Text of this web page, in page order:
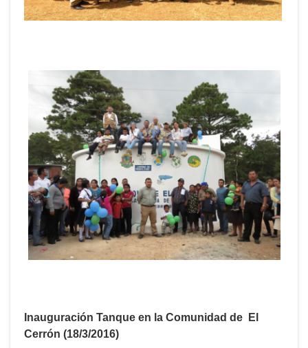
Inauguración Tanque en la Comunidad de El
Cerrón (18/3/2016)